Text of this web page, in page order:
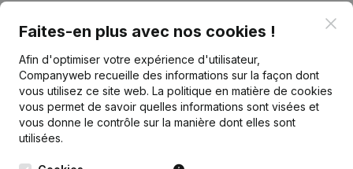
Faites-en plus avec nos cookies !
Afin d'optimiser votre expérience d'utilisateur,
Companyweb recueille des informations sur la façon dont
vous utilisez ce site web. La politique en matière de cookies
vous permet de savoir quelles informations sont visées et
vous donne le contrôle sur la manière dont elles sont
utilisées.
Français
Kantorenpark Everest
248D,
Monitoring
Recherche internationale